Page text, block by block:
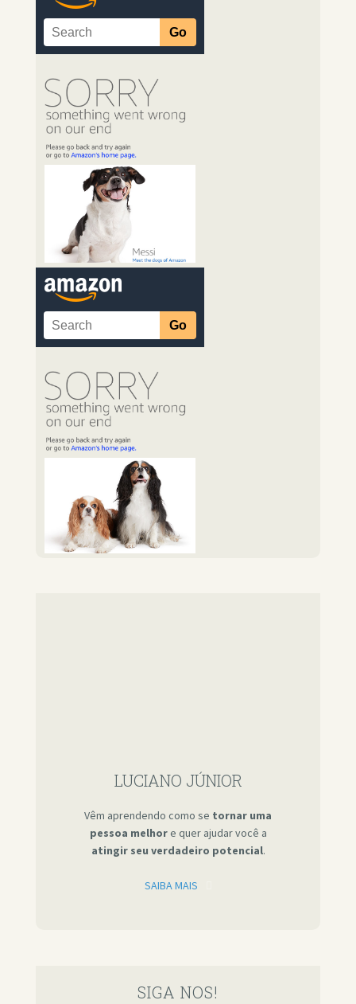
LUCIANO JÚNIOR
Vêm aprendendo como se tornar uma
pessoa melhore quer ajudar você a
atingir seu verdadeiro potencial.
SAIBA MAIS
SIGA NOS!